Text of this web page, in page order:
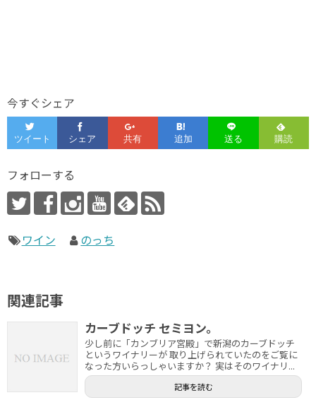
今すぐシェア
フォローする
ワイン のっち
関連記事
カーブドッチ セミヨン。
少し前に「カンブリア宮殿」で新潟のカーブドッチ
というワイナリーが 取り上げられていたのをご覧に
なった方いらっしゃいますか？ 実はそのワイナリ...
記事を読む